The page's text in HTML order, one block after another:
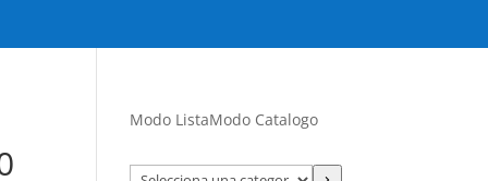
Modo ListaModo Catalogo
Selecciona